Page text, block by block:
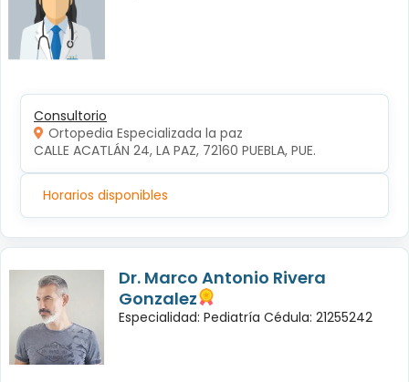
Consultorio
Ortopedia Especializada la paz
CALLE ACATLÁN 24, LA PAZ, 72160 PUEBLA, PUE.
Horarios disponibles
Dr. Marco Antonio Rivera
Gonzalez
Especialidad: Pediatría Cédula: 21255242